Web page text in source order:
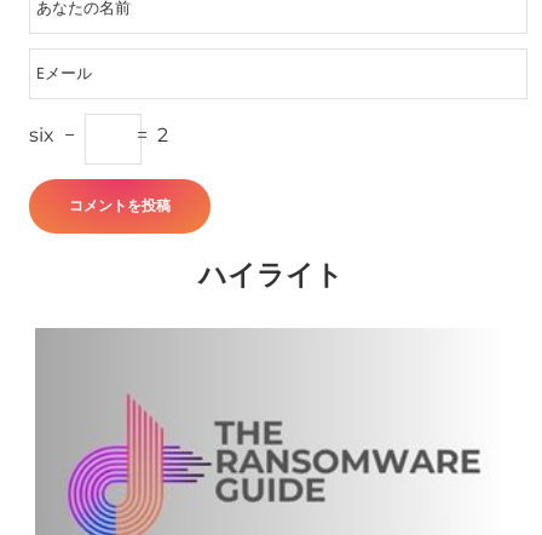
six − = 2
ハイライト